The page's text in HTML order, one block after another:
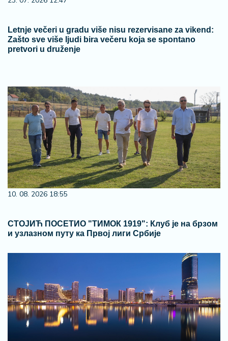
Letnje večeri u gradu više nisu rezervisane za vikend:
Zašto sve više ljudi bira večeru koja se spontano
pretvori u druženje
10. 08. 2026 18:55
СТОЈИЋ ПОСЕТИО "ТИМОК 1919": Клуб је на брзом
и узлазном путу ка Првој лиги Србије